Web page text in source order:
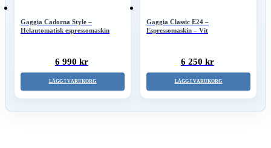
Gaggia Cadorna Style –
Helautomatisk espressomaskin
6 990 kr
LÄGG I VARUKORG
Gaggia Classic E24 –
Espressomaskin – Vit
6 250 kr
LÄGG I VARUKORG